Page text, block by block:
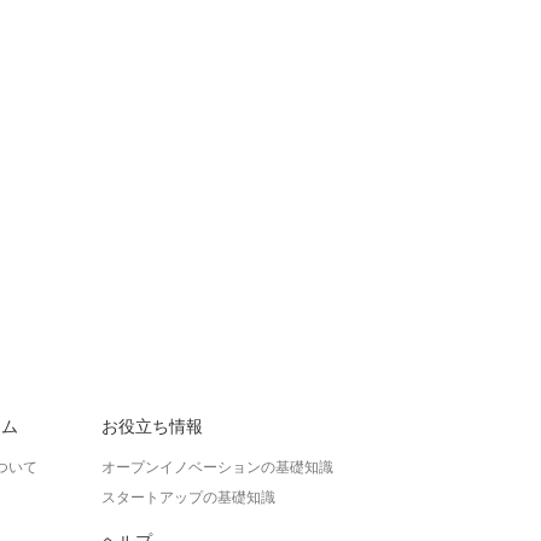
いて
お役立ち情報
オープンイノベーションの基礎知識
スタートアップの基礎知識